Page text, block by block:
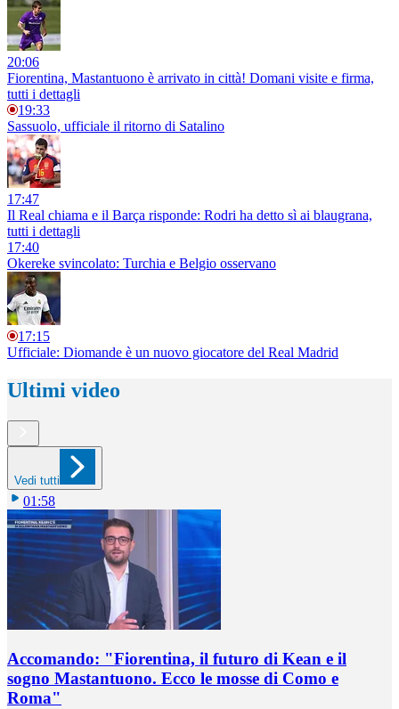
20:06
Fiorentina, Mastantuono è arrivato in città! Domani visite e firma,
tutti i dettagli
19:33
Sassuolo, ufficiale il ritorno di Satalino
17:47
Il Real chiama e il Barça risponde: Rodri ha detto sì ai blaugrana,
tutti i dettagli
17:40
Okereke svincolato: Turchia e Belgio osservano
17:15
Ufficiale: Diomande è un nuovo giocatore del Real Madrid
Ultimi video
Vedi tutti
01:58
Accomando: "Fiorentina, il futuro di Kean e il
sogno Mastantuono. Ecco le mosse di Como e
Roma"